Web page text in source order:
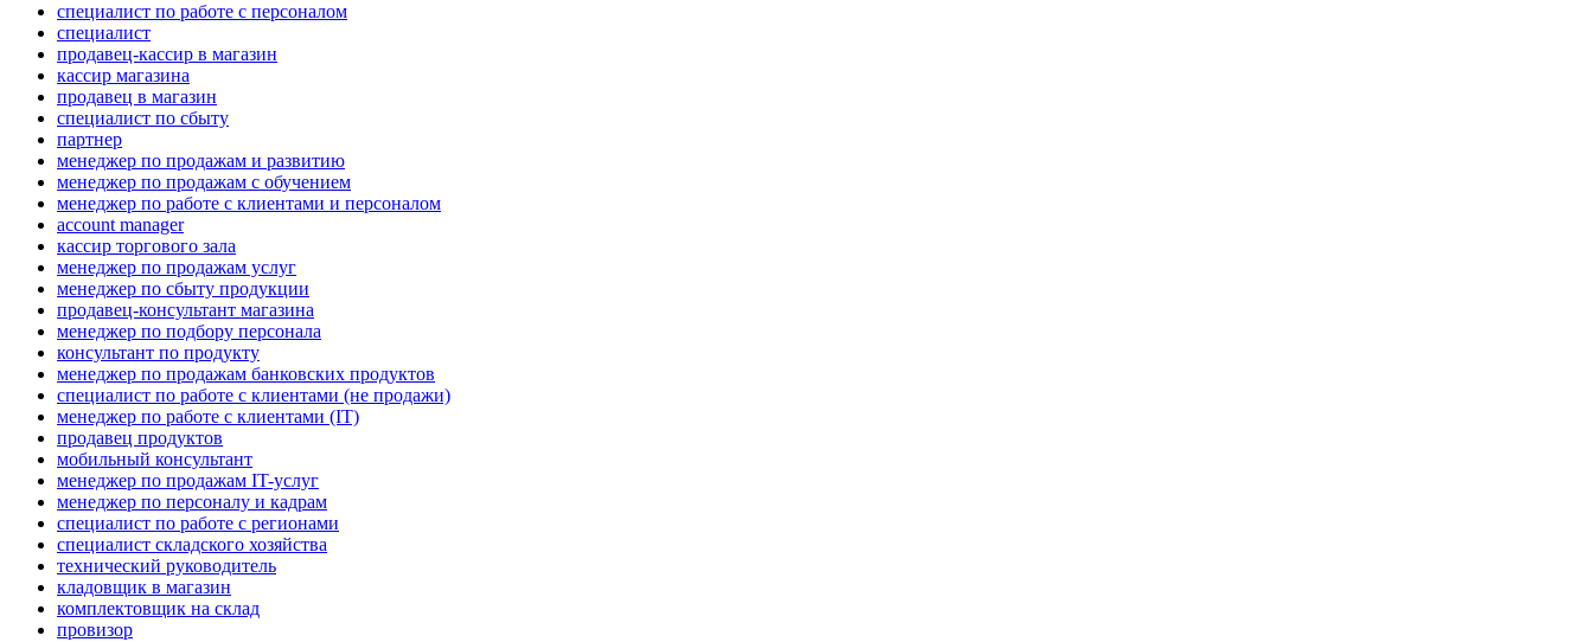
специалист по работе с персоналом
специалист
продавец-кассир в магазин
кассир магазина
продавец в магазин
специалист по сбыту
партнер
менеджер по продажам и развитию
менеджер по продажам с обучением
менеджер по работе с клиентами и персоналом
account manager
кассир торгового зала
менеджер по продажам услуг
менеджер по сбыту продукции
продавец-консультант магазина
менеджер по подбору персонала
консультант по продукту
менеджер по продажам банковских продуктов
специалист по работе с клиентами (не продажи)
менеджер по работе с клиентами (IT)
продавец продуктов
мобильный консультант
менеджер по продажам IT-услуг
менеджер по персоналу и кадрам
специалист по работе с регионами
специалист складского хозяйства
технический руководитель
кладовщик в магазин
комплектовщик на склад
провизор